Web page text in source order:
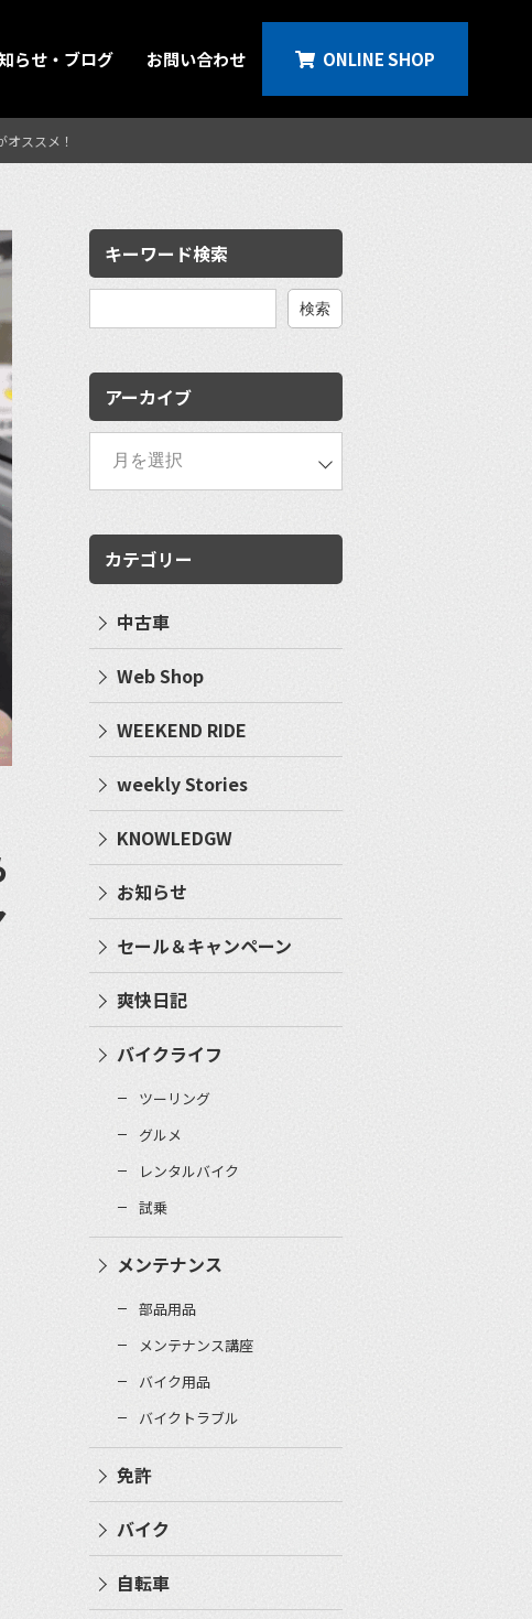
らせ・ブログ お問い合わせ ONLINE SHOP
ススメ！
キーワード検索
検
アーカイブ
カテゴリー
中古車
Web Shop
WEEKEND RIDE
weekly Stories
KNOWLEDGW
お知らせ
セール＆キャンペーン
爽快日記
バイクライフ
ツーリング
グルメ
レンタルバイク
試乗
メンテナンス
部品用品
メンテナンス講座
バイク用品
バイクトラブル
免許
バイク
自転車